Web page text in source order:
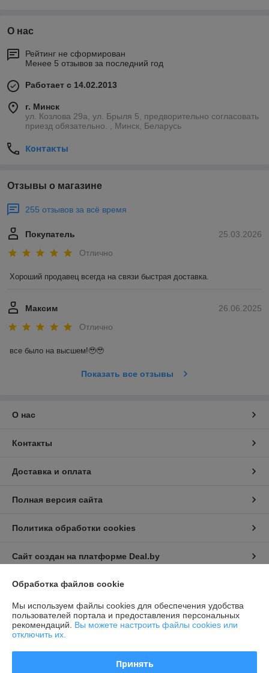
О нас
Рейтинг не сформирован
Менее 5 отзывов за последний год
Работает с 14.02.2013
г. Минск
ул. Козлова 29а, ул. Брыля 5, предворительно согласовать
приезд обязательно. , Минск, Беларусь
Контакты
Отзывы о магазине
255 отзывов за всё время
25.03.2026
Покупатель
Отлично
Хороший продавец всегда на связи быстрая доставка.
26.06.2025
Максим
Отлично
все было на высшем!🥹🥹
Показать все отзывы
О нас
Контакты
Доставка и оплата
Полная версия сайта
Политика обработки cookies
Сайт создан на платформе Deal.by
Индивидуальный предприниматель:Индивидуальный
предприниматель Семёнов Александр Борисович
г. Минск, ул. Козлова, д. 29а
Регистрационный номер ЕГР: 192194196
Обработка файлов cookie
Мы используем файлы cookies для обеспечения удобства
пользователей портала и предоставления персональных
рекомендаций. Вы можете настроить файлы cookies или
отключить их.
Принять